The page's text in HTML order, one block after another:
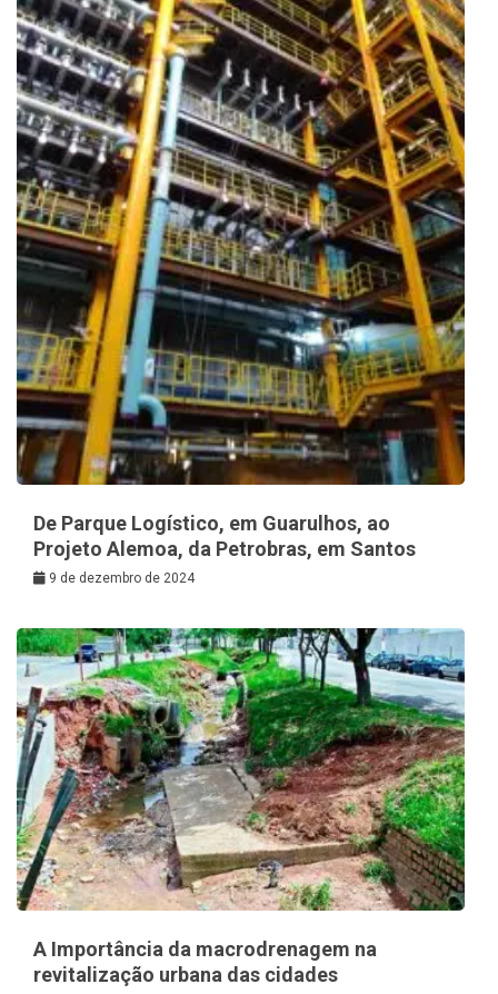
De Parque Logístico, em Guarulhos, ao
Projeto Alemoa, da Petrobras, em Santos
9 de dezembro de 2024
A Importância da macrodrenagem na
revitalização urbana das cidades